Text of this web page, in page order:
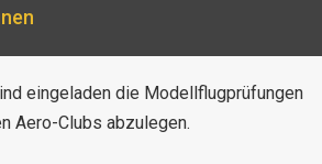
eingeladen die Modellflugprüfungen
Aero-Clubs abzulegen.